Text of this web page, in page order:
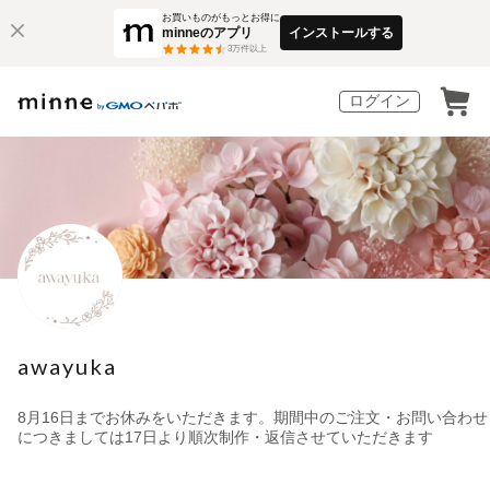
お買いものがもっとお得に
minneのアプリ
3万件以上
インストールする
ログイン
awayuka
8月16日までお休みをいただきます。期間中のご注文・お問い合わせ
につきましては17日より順次制作・返信させていただきます